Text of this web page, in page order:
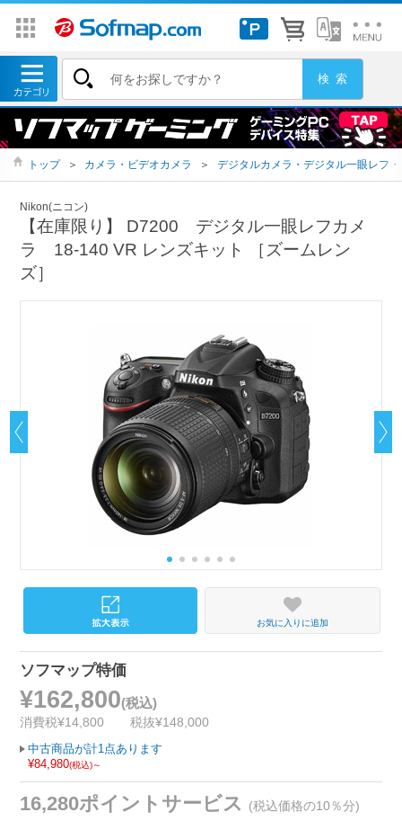
トップ ＞ カメラ・ビデオカメラ ＞ デジタルカメラ・デジタル一眼レフ
Nikon(ニコン)
【在庫限り】 D7200 デジタル一眼レフカメ
ラ 18-140 VR レンズキット ［ズームレン
ズ］
お気に入りに追加
ソフマップ特価
¥162,800(税込)
消費税¥14,800 税抜¥148,000
中古商品が計1点あります
¥84,980(税込)～
16,280ポイントサービス (税込価格の10％分)